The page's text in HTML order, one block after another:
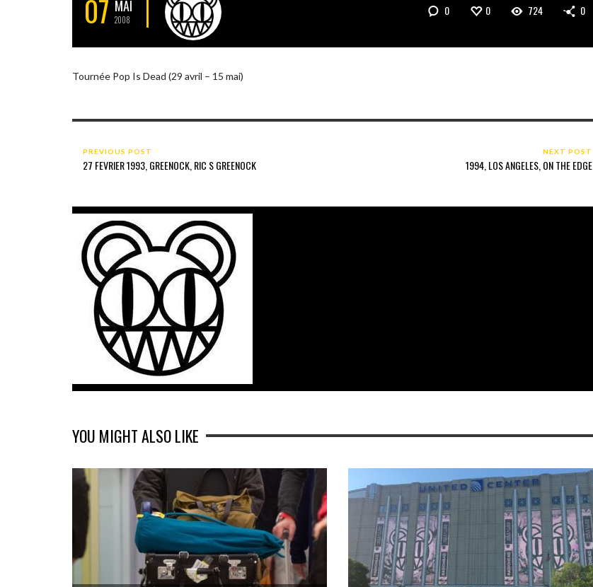
07 MAI
2008
0 0 724 0
Tournée Pop Is Dead (29 avril – 15 mai)
PREVIOUS POST
27 FEVRIER 1993, GREENOCK, RIC S GREENOCK
NEXT POST
1994, LOS ANGELES, ON THE EDGE
YOU MIGHT ALSO LIKE